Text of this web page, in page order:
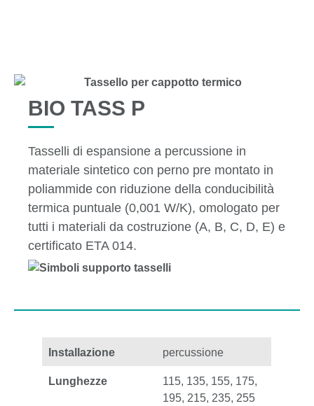
BIO TASS P
Tasselli di espansione a percussione in
materiale sintetico con perno pre montato in
poliammide con riduzione della conducibilità
termica puntuale (0,001 W/K), omologato per
tutti i materiali da costruzione (A, B, C, D, E) e
certificato ETA 014.
Installazione percussione
Lunghezze
115, 135, 155, 175,
195, 215, 235, 255